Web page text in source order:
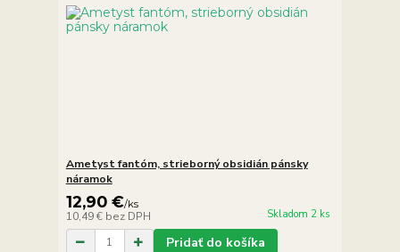
Ametyst fantóm, strieborný obsidián pánsky
náramok
12,90 €/ks
10,49 € bez DPH Skladom 2 ks
Pridať do košíka